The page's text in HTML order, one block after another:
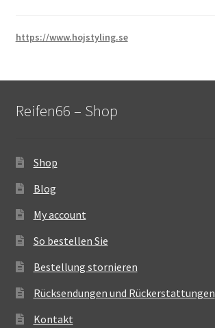
https://www.hojstyling.se
Reifen66 – Shop
Shop
Blog
My account
So bestellen Sie
Bestellung stornieren
Rücksendungen und Rückerstattungen
Kontakt